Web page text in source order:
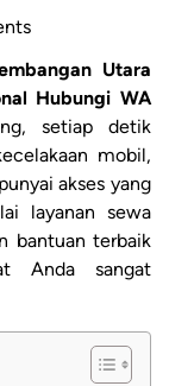
Utara
Hubungi WA
setiap detik
mobil,
akses yang
layanan sewa
bantuan terbaik
Anda sangat